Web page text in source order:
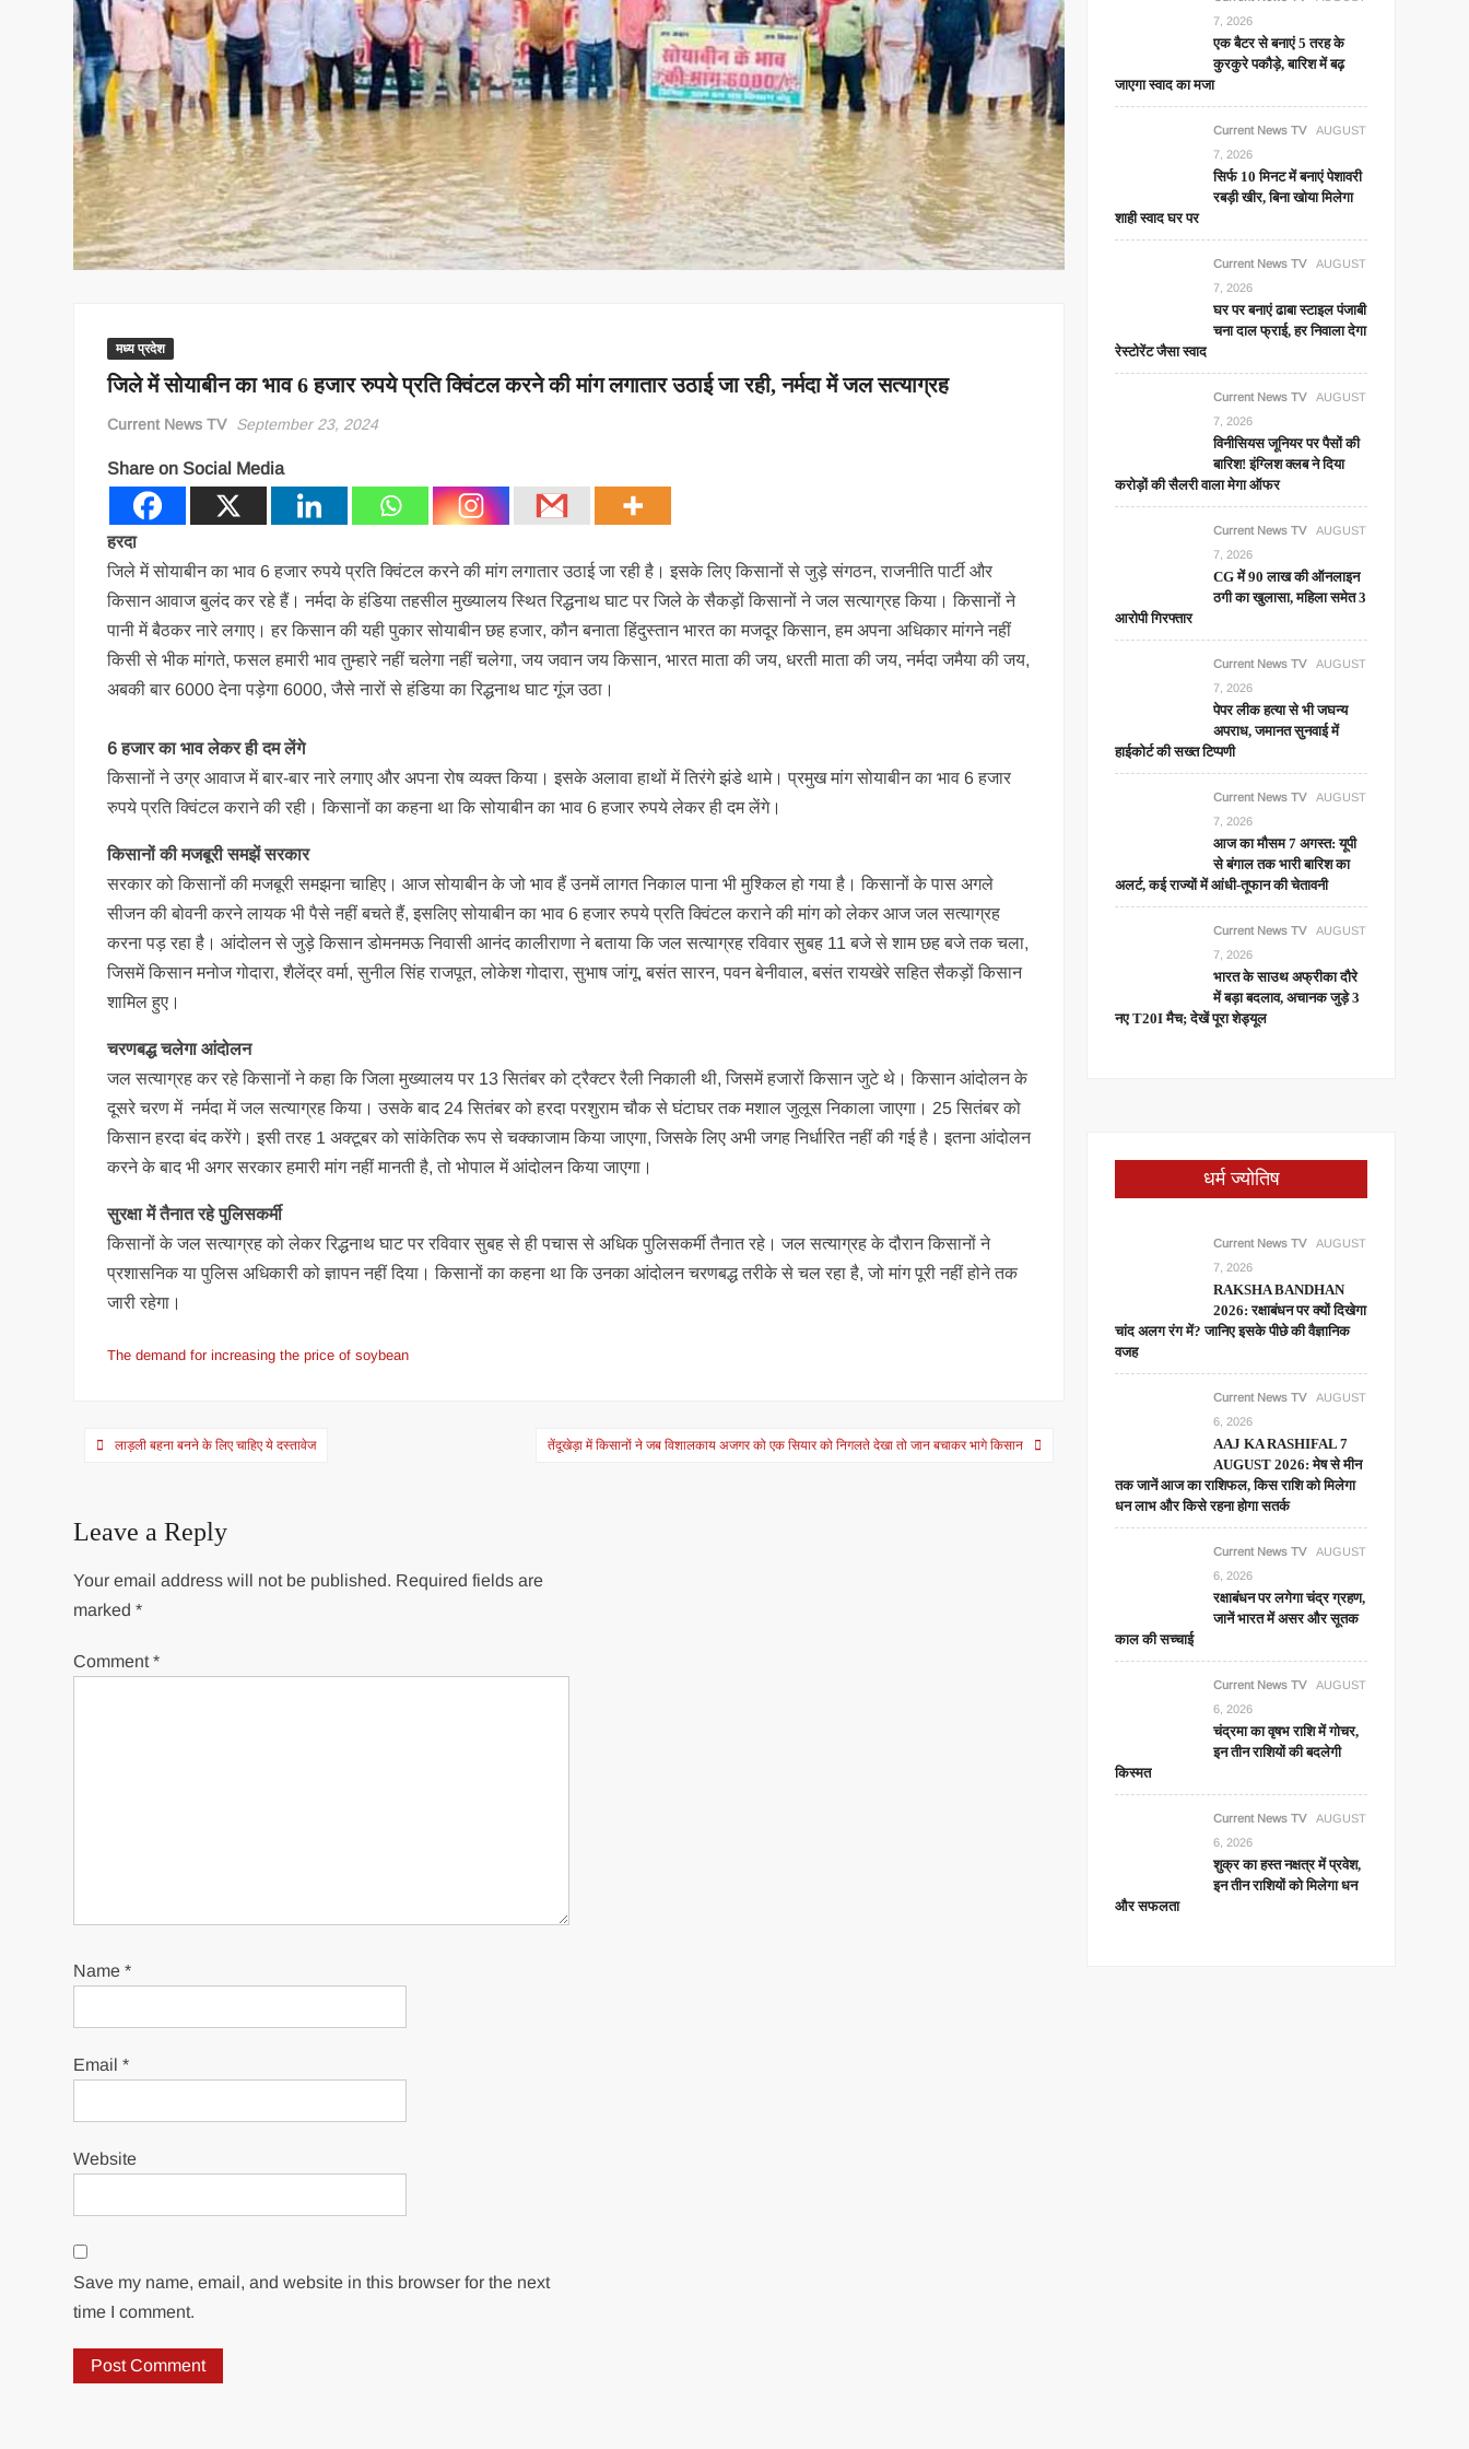
मध्य प्रदेश
जिले में सोयाबीन का भाव 6 हजार रुपये प्रति क्विंटल करने की मांग लगातार उठाई जा रही, नर्मदा में जल सत्याग्रह
Current News TV September 23, 2024
Share on Social Media
हरदा
जिले में सोयाबीन का भाव 6 हजार रुपये प्रति क्विंटल करने की मांग लगातार उठाई जा रही है। इसके लिए किसानों से जुड़े संगठन, राजनीति पार्टी और
किसान आवाज बुलंद कर रहे हैं। नर्मदा के हंडिया तहसील मुख्यालय स्थित रिद्धनाथ घाट पर जिले के सैकड़ों किसानों ने जल सत्याग्रह किया। किसानों ने
पानी में बैठकर नारे लगाए। हर किसान की यही पुकार सोयाबीन छह हजार, कौन बनाता हिंदुस्तान भारत का मजदूर किसान, हम अपना अधिकार मांगने नहीं
किसी से भीक मांगते, फसल हमारी भाव तुम्हारे नहीं चलेगा नहीं चलेगा, जय जवान जय किसान, भारत माता की जय, धरती माता की जय, नर्मदा जमैया की जय,
अबकी बार 6000 देना पड़ेगा 6000, जैसे नारों से हंडिया का रिद्धनाथ घाट गूंज उठा।
6 हजार का भाव लेकर ही दम लेंगे
किसानों ने उग्र आवाज में बार-बार नारे लगाए और अपना रोष व्यक्त किया। इसके अलावा हाथों में तिरंगे झंडे थामे। प्रमुख मांग सोयाबीन का भाव 6 हजार
रुपये प्रति क्विंटल कराने की रही। किसानों का कहना था कि सोयाबीन का भाव 6 हजार रुपये लेकर ही दम लेंगे।
किसानों की मजबूरी समझें सरकार
सरकार को किसानों की मजबूरी समझना चाहिए। आज सोयाबीन के जो भाव हैं उनमें लागत निकाल पाना भी मुश्किल हो गया है। किसानों के पास अगले
सीजन की बोवनी करने लायक भी पैसे नहीं बचते हैं, इसलिए सोयाबीन का भाव 6 हजार रुपये प्रति क्विंटल कराने की मांग को लेकर आज जल सत्याग्रह
करना पड़ रहा है। आंदोलन से जुड़े किसान डोमनमऊ निवासी आनंद कालीराणा ने बताया कि जल सत्याग्रह रविवार सुबह 11 बजे से शाम छह बजे तक चला,
जिसमें किसान मनोज गोदारा, शैलेंद्र वर्मा, सुनील सिंह राजपूत, लोकेश गोदारा, सुभाष जांगू, बसंत सारन, पवन बेनीवाल, बसंत रायखेरे सहित सैकड़ों किसान
शामिल हुए।
चरणबद्ध चलेगा आंदोलन
जल सत्याग्रह कर रहे किसानों ने कहा कि जिला मुख्यालय पर 13 सितंबर को ट्रैक्टर रैली निकाली थी, जिसमें हजारों किसान जुटे थे। किसान आंदोलन के
दूसरे चरण में नर्मदा में जल सत्याग्रह किया। उसके बाद 24 सितंबर को हरदा परशुराम चौक से घंटाघर तक मशाल जुलूस निकाला जाएगा। 25 सितंबर को
किसान हरदा बंद करेंगे। इसी तरह 1 अक्टूबर को सांकेतिक रूप से चक्काजाम किया जाएगा, जिसके लिए अभी जगह निर्धारित नहीं की गई है। इतना आंदोलन
करने के बाद भी अगर सरकार हमारी मांग नहीं मानती है, तो भोपाल में आंदोलन किया जाएगा।
सुरक्षा में तैनात रहे पुलिसकर्मी
किसानों के जल सत्याग्रह को लेकर रिद्धनाथ घाट पर रविवार सुबह से ही पचास से अधिक पुलिसकर्मी तैनात रहे। जल सत्याग्रह के दौरान किसानों ने
प्रशासनिक या पुलिस अधिकारी को ज्ञापन नहीं दिया। किसानों का कहना था कि उनका आंदोलन चरणबद्ध तरीके से चल रहा है, जो मांग पूरी नहीं होने तक
जारी रहेगा।
The demand for increasing the price of soybean
Postलाड़ली बहना बनने के लिए चाहिए ये दस्तावेज तेंदूखेड़ा में किसानों ने जब विशालकाय अजगर को एक सियार को निगलते देखा तो जान बचाकर भागे किसान
Leave a Reply
Your email address will not be published. Required fields are
marked*
Comment*
Name*
Email*
Website
Save my name, email, and website in this browser for the next
time I comment.
7, 2026
एक बैटर से बनाएं 5 तरह के
कुरकुरे पकौड़े, बारिश में बढ़
जाएगा स्वाद का मजा
Current News TV
AUGUST
7, 2026
सिर्फ 10 मिनट में बनाएं पेशावरी
रबड़ी खीर, बिना खोया मिलेगा
शाही स्वाद घर पर
Current News TV
AUGUST
7, 2026
घर पर बनाएं ढाबा स्टाइल पंजाबी
चना दाल फ्राई, हर निवाला देगा
रेस्टोरेंट जैसा स्वाद
Current News TV
AUGUST
7, 2026
विनीसियस जूनियर पर पैसों की
बारिश! इंग्लिश क्लब ने दिया
करोड़ों की सैलरी वाला मेगा ऑफर
Current News TV
AUGUST
7, 2026
CG में 90 लाख की ऑनलाइन
ठगी का खुलासा, महिला समेत 3
आरोपी गिरफ्तार
Current News TV
AUGUST
7, 2026
पेपर लीक हत्या से भी जघन्य
अपराध, जमानत सुनवाई में
हाईकोर्ट की सख्त टिप्पणी
Current News TV
AUGUST
7, 2026
आज का मौसम 7 अगस्त: यूपी
से बंगाल तक भारी बारिश का
अलर्ट, कई राज्यों में आंधी-तूफान की चेतावनी
Current News TV
AUGUST
7, 2026
भारत के साउथ अफ्रीका दौरे
में बड़ा बदलाव, अचानक जुड़े 3
नए T20I मैच; देखें पूरा शेड्यूल
धर्म ज्योतिष
Current News TV
AUGUST
7, 2026
RAKSHA BANDHAN
2026: रक्षाबंधन पर क्यों दिखेगा
चांद अलग रंग में? जानिए इसके पीछे की वैज्ञानिक
वजह
Current News TV
AUGUST
6, 2026
AAJ KA RASHIFAL 7
AUGUST 2026: मेष से मीन
तक जानें आज का राशिफल, किस राशि को मिलेगा
धन लाभ और किसे रहना होगा सतर्क
Current News TV
AUGUST
6, 2026
रक्षाबंधन पर लगेगा चंद्र ग्रहण,
जानें भारत में असर और सूतक
काल की सच्चाई
Current News TV
AUGUST
6, 2026
चंद्रमा का वृषभ राशि में गोचर,
इन तीन राशियों की बदलेगी
किस्मत
Current News TV
AUGUST
6, 2026
शुक्र का हस्त नक्षत्र में प्रवेश,
इन तीन राशियों को मिलेगा धन
और सफलता